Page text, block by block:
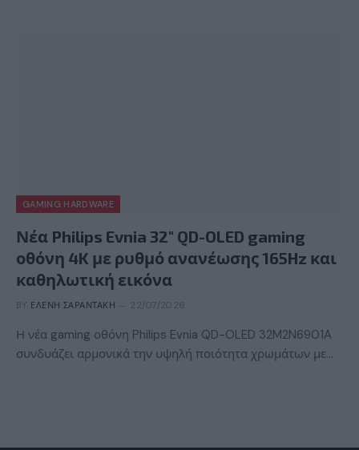
GAMING HARDWARE
Νέα Philips Evnia 32″ QD-OLED gaming
οθόνη 4K με ρυθμό ανανέωσης 165Hz και
καθηλωτική εικόνα
BY ΕΛΈΝΗ ΣΑΡΑΝΤΆΚΗ 22/07/2026
Η νέα gaming οθόνη Philips Evnia QD-OLED 32M2N6901A
συνδυάζει αρμονικά την υψηλή ποιότητα χρωμάτων με…